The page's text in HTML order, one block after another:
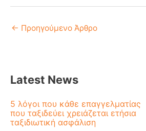
← Προηγούμενο Άρθρο
Latest News
5 λόγοι που κάθε επαγγελματίας
που ταξιδεύει χρειάζεται ετήσια
ταξιδιωτική ασφάλιση